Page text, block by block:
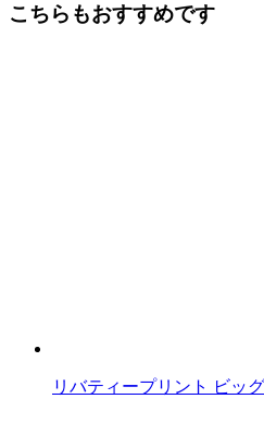
の
こちらもおすすめです
リバティープリント ビッ